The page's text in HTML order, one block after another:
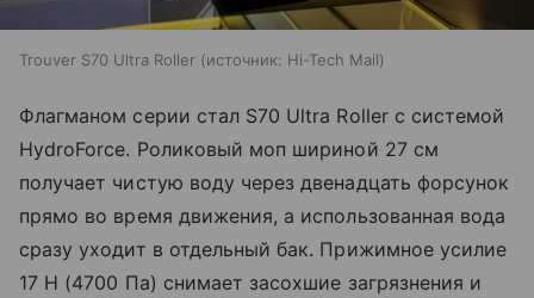
Trouver S70 Ultra Roller источник: Hi-Tech Mail
Флагманом серии стал S70 Ultra Roller с системой
HydroForce. Роликовый моп шириной 27 см
получает чистую воду через двенадцать форсунок
прямо во время движения, а использованная вода
сразу уходит в отдельный бак. Прижимное усилие
17 Н (4700 Па) снимает засохшие загрязнения и